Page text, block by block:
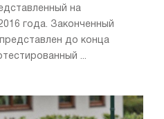
на
года. Законченный
до конца
...